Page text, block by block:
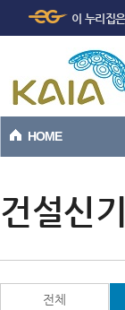
본문바로가기
이 누리집
HOME
건설신
전체